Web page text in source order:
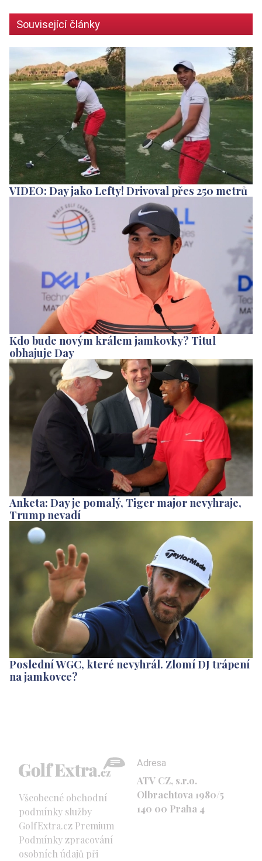
Související články
VIDEO: Day jako Lefty! Drivoval přes 250 metrů
Kdo bude novým králem jamkovky? Titul
obhajuje Day
Anketa: Day je pomalý, Tiger major nevyhraje,
Trump nevadí
Poslední WGC, které nevyhrál. Zlomí DJ trápení
na jamkovce?
Všeobecné obchodní
podmínky služby
GolfExtra.cz Premium
Podmínky zpracování
osobních údajů při
Adresa
ATV CZ, s.r.o.
Olbrachtova 1980/5
140 00 Praha 4